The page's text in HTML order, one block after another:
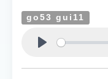
go53 gui11